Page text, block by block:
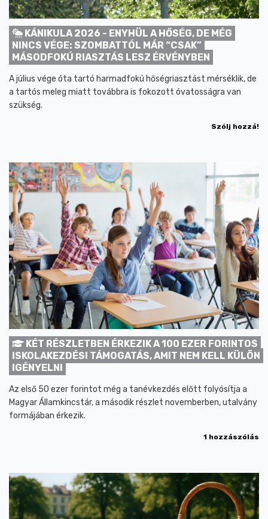
KÁNIKULA 2026 - ENYHÜL A HŐSÉG, DE MÉG
NINCS VÉGE: SZOMBATTÓL MÁR “CSAK”
MÁSODFOKÚ RIASZTÁS LESZ ÉRVÉNYBEN
A július vége óta tartó harmadfokú hőségriasztást mérséklik, de
a tartós meleg miatt továbbra is fokozott óvatosságra van
szükség.
Szólj hozzá!
KÉT RÉSZLETBEN ÉRKEZIK A 100 EZER FORINTOS
ISKOLAKEZDÉSI TÁMOGATÁS, AMIT NEM KELL KÜLÖN
IGÉNYELNI
Az első 50 ezer forintot még a tanévkezdés előtt folyósítja a
Magyar Államkincstár, a második részlet novemberben, utalvány
formájában érkezik.
1 hozzászólás